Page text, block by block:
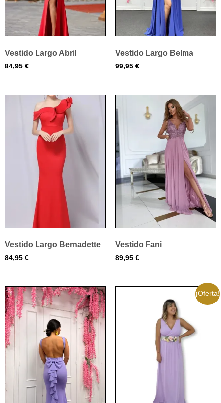
Vestido Largo Abril
84,95 €
Vestido Largo Belma
99,95 €
Vestido Largo Bernadette
84,95 €
Vestido Fani
89,95 €
¡Oferta!